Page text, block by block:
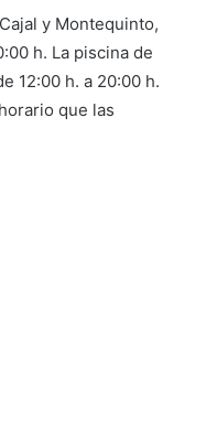
y Montequinto,
h. La piscina de
12:00 h. a 20:00 h.
que las